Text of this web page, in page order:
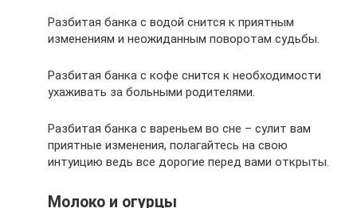
Разбитая банка с водой снится к приятным
изменениям и неожиданным поворотам судьбы.
Разбитая банка с кофе снится к необходимости
ухаживать за больными родителями.
Разбитая банка с вареньем во сне – сулит вам
приятные изменения, полагайтесь на свою
интуицию ведь все дорогие перед вами открыты.
Молоко и огурцы